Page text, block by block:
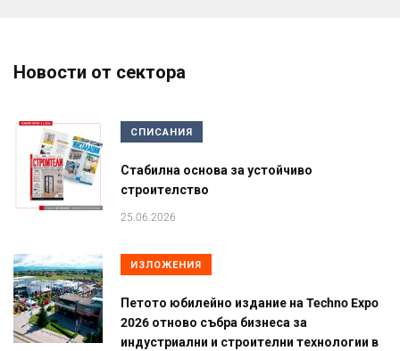
Новости от сектора
СПИСАНИЯ
Стабилна основа за устойчиво
строителство
25.06.2026
ИЗЛОЖЕНИЯ
Петото юбилейно издание на Techno Expo
2026 отново събра бизнеса за
индустриални и строителни технологии в